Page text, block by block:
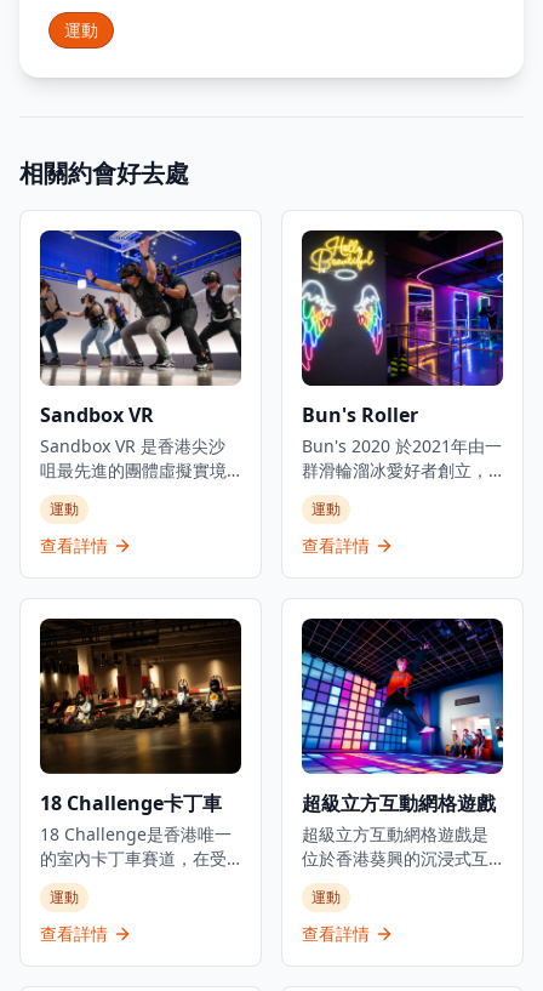
運動
相關約會好去處
Sandbox VR
Sandbox VR 是香港尖沙
咀最先進的團體虛擬實境
體驗中心。這個尖端虛擬
實境目的地結合全身動作
捕捉、觸覺反饋技術和最
驗。無論是朋友聚會、家
庭活動還是企業團隊建
設，Sandbox VR 都提供
多種刺激的遊戲場景，讓
玩家可以在共享的虛擬空
間中一起對抗殭屍、探索
外星世界或解決謎題。場
確保獨特且舒適的體驗。
配備專業工作人員指導和
頂級設備，Sandbox VR
提供難忘的娛樂體驗，通
過創新科技將人們聚集在
一起。立即在線預訂，體
運動
查看詳情
Bun's Roller
Bun's 2020 於2021年由一
群滑輪溜冰愛好者創立，
提供兩個不同的溜冰訓練
場地，適合初學者和有經
驗的滑輪愛好者。這個懷
香港人帶來充滿懷舊情懷
的娛樂體驗。場地設有專
業的溜冰設備和保護設
施，確保參與者的安全。
無論是初次嘗試滾軸溜冰
的新手，還是想要重溫童
年回憶的資深愛好者，都
動。場地提供不同難度的
溜冰課程，包括基礎技巧
教學、進階花式溜冰訓
練，以及團體活動安排。
除了溜冰體驗外，場地還
定期舉辦主題派對和懷舊
運動
查看詳情
18 Challenge卡丁車
18 Challenge是香港唯一
的室內卡丁車賽道，在受
控環境中提供刺激的賽車
體驗。位於何文田的這個
頂級卡丁車目的地設有專
運動
查看詳情
超級立方互動網格遊戲
超級立方互動網格遊戲是
位於香港葵興的沉浸式互
動遊戲體驗中心，專門測
試玩家的團隊合作能力和
極限體能。這個基於故事
運動
查看詳情